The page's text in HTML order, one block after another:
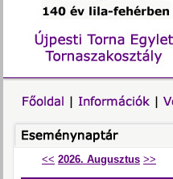
<< 2026. Augusztus >>